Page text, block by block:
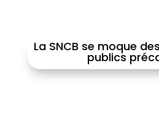
La SNCB se moque
publics